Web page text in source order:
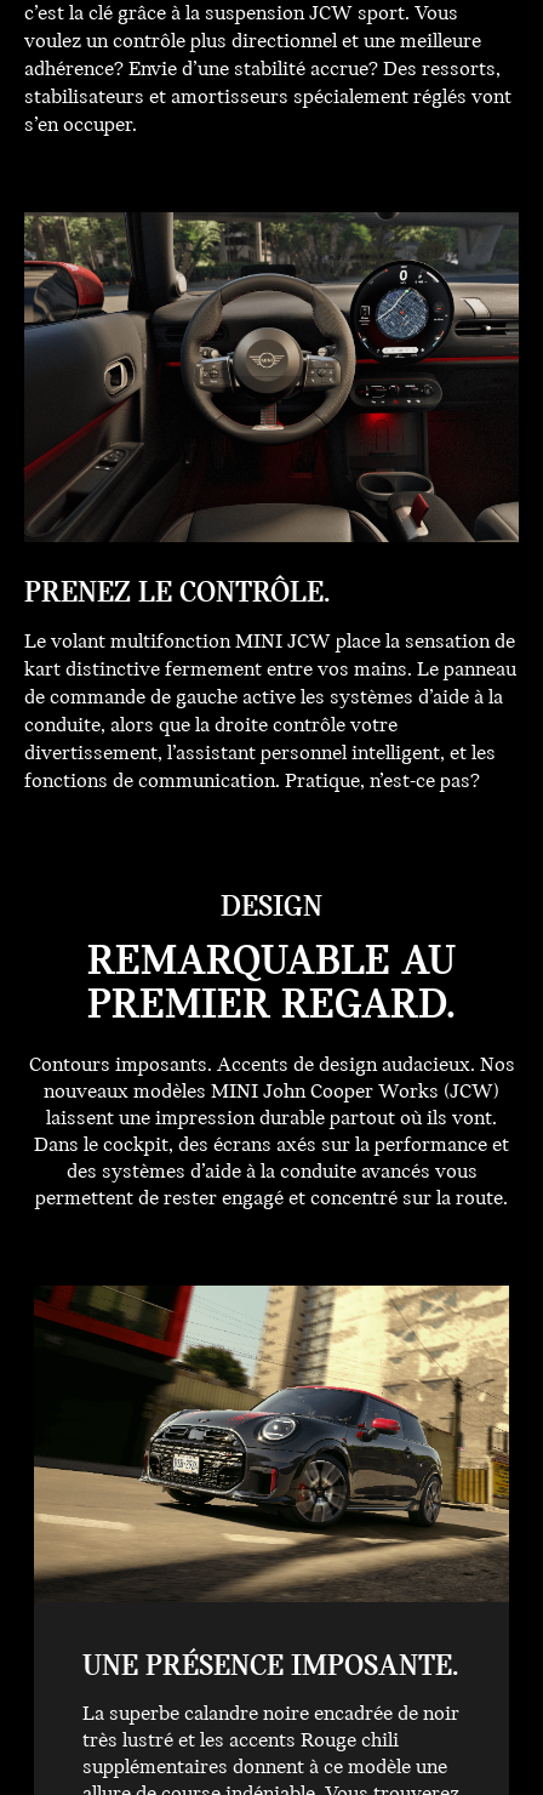
c’est la clé grâce à la suspension JCW sport. Vous
voulez un contrôle plus directionnel et une meilleure
adhérence? Envie d’une stabilité accrue? Des ressorts,
stabilisateurs et amortisseurs spécialement réglés vont
s’en occuper.
PRENEZ LE CONTRÔLE.
Le volant multifonction MINI JCW place la sensation de
kart distinctive fermement entre vos mains. Le panneau
de commande de gauche active les systèmes d’aide à la
conduite, alors que la droite contrôle votre
divertissement, l’assistant personnel intelligent, et les
fonctions de communication. Pratique, n’est-ce pas?
DESIGN
REMARQUABLE AU
PREMIER REGARD.
Contours imposants. Accents de design audacieux. Nos
nouveaux modèles MINI John Cooper Works (JCW)
laissent une impression durable partout où ils vont.
Dans le cockpit, des écrans axés sur la performance et
des systèmes d’aide à la conduite avancés vous
permettent de rester engagé et concentré sur la route.
UNE PRÉSENCE IMPOSANTE.
La superbe calandre noire encadrée de noir
très lustré et les accents Rouge chili
supplémentaires donnent à ce modèle une